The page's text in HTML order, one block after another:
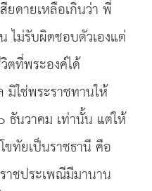
ดายเหลือเกินว่า พี่
ไม่รับผิดชอบตัวเองแต่
ตที่พระองค์ได้
ใช่พระราชทานให้
นวาคม เท่านั้น แต่ให้
ทัยเป็นราชธานี คือ
ชประเพณีมีมานาน